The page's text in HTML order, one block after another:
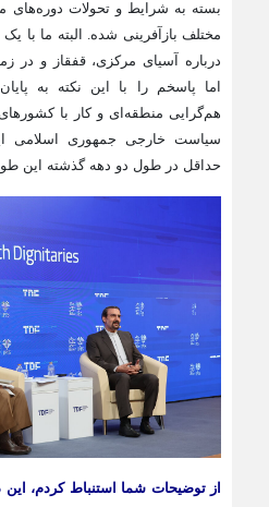
بسته به شرایط و تحولات
مختلف بازآفرینی شده. البته ما با
درباره آسیای مرکزی، قفقاز و در
اما پاسخم را با این نکته به
هم‌گرایی منطقه‌ای و کار با
سیاست خارجی جمهوری اسلامی
حداقل در طول دو دهه گذشته این
از توضیحات شما استنباط کردم، این